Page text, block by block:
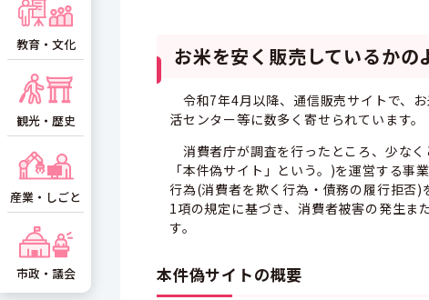
お米を安く販売しているか
令和7年4月以降、通信販売サイトで、
活センター等に数多く寄せられています。
消費者庁が調査を行ったところ、少な
「本件偽サイト」という。)を運営する
行為(消費者を欺く行為・債務の履行拒否
1項の規定に基づき、消費者被害の発生ま
す。
本件偽サイトの概要
教育・文化
観光・歴史
産業・しごと
市政・議会